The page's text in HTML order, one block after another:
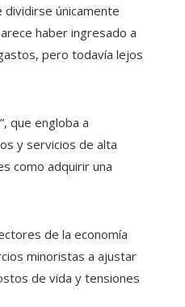
dividirse únicamente
haber ingresado a
pero todavía lejos
que engloba a
y servicios de alta
como adquirir una
de la economía
minoristas a ajustar
de vida y tensiones